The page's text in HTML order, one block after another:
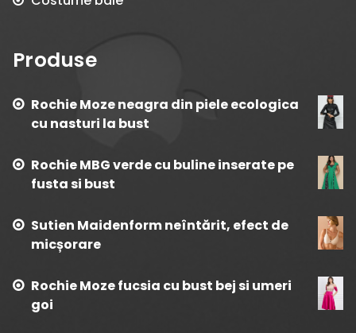
Produse
Rochie Moze neagra din piele ecologica
cu nasturi la bust
Rochie MBG verde cu buline inserate pe
fusta si bust
Sutien Maidenform neîntărit, efect de
micșorare
Rochie Moze fucsia cu bust bej si umeri
goi